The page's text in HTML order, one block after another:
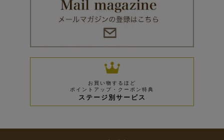
お買い物するほど
ポイントアップ・クーポン特典
ステージ別サービス